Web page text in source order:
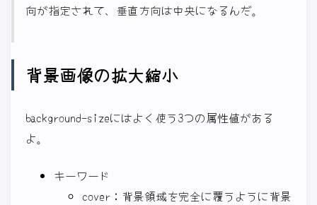
向が指定されて、垂直方向は中央になるんだ。
背景画像の拡大縮小
background-sizeにはよく使う3つの属性値がある
よ。
キーワード
cover：背景領域を完全に覆うように背景